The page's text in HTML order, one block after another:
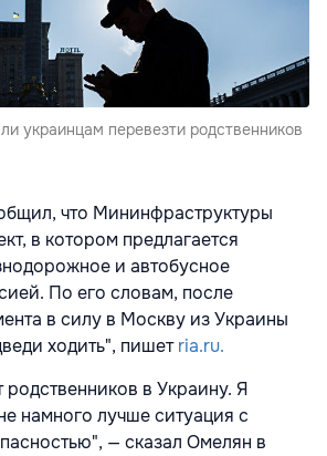
украинцам перевезти родственников
что Мининфраструктуры
в котором предлагается
и автобусное
По его словам, после
в силу в Москву из Украины
ходить", пишетria.ru.
в Украину. Я
намного лучше ситуация с
— сказал Омелян в